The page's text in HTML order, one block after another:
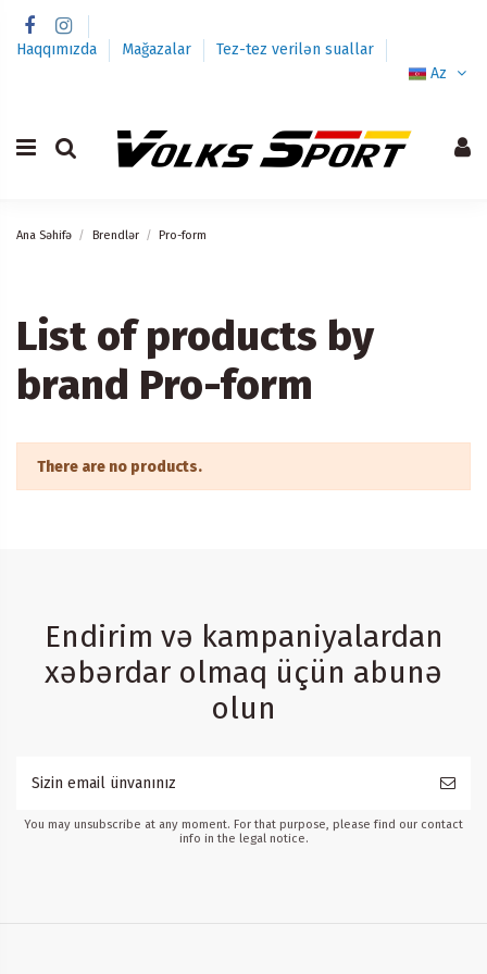
Haqqımızda Mağazalar
Tez-tez verilən suallar
Az
Ana Səhifə Brendlər Pro-form
List of products by
brand Pro-form
There are no products.
Endirim və kampaniyalardan
xəbərdar olmaq üçün abunə
olun
You may unsubscribe at any moment. For that purpose, please find our contact
info in the legal notice.